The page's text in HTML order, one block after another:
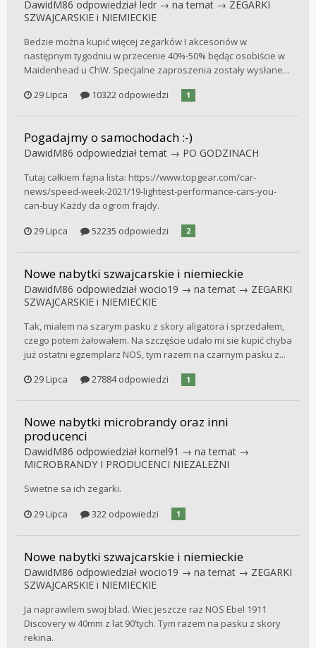
DawidM86 odpowiedział ledr → na temat → ZEGARKI
SZWAJCARSKIE i NIEMIECKIE
Bedzie można kupić więcej zegarków I akcesoriów w
następnym tygodniu w przecenie 40%-50% będąc osobiście w
Maidenhead u ChW. Specjalne zaproszenia zostały wysłane...
29 Lipca
10322 odpowiedzi 1
Pogadajmy o samochodach :-)
DawidM86 odpowiedział temat → PO GODZINACH
Tutaj całkiem fajna lista: https://www.topgear.com/car-
news/speed-week-2021/19-lightest-performance-cars-you-
can-buy Każdy da ogrom frajdy.
29 Lipca
52235 odpowiedzi 2
Nowe nabytki szwajcarskie i niemieckie
DawidM86 odpowiedział wocio19 → na temat → ZEGARKI
SZWAJCARSKIE i NIEMIECKIE
Tak, mialem na szarym pasku z skory aligatora i sprzedałem,
czego potem żałowałem. Na szczęście udało mi sie kupić chyba
już ostatni egzemplarz NOS, tym razem na czarnym pasku z...
29 Lipca
27884 odpowiedzi 1
Nowe nabytki microbrandy oraz inni
producenci
DawidM86 odpowiedział kornel91 → na temat →
MICROBRANDY I PRODUCENCI NIEZALEŻNI
Swietne sa ich zegarki.
29 Lipca
322 odpowiedzi 1
Nowe nabytki szwajcarskie i niemieckie
DawidM86 odpowiedział wocio19 → na temat → ZEGARKI
SZWAJCARSKIE i NIEMIECKIE
Ja naprawilem swoj blad. Wiec jeszcze raz NOS Ebel 1911
Discovery w 40mm z lat 90’tych. Tym razem na pasku z skory
rekina.